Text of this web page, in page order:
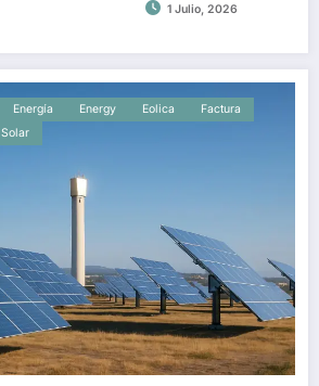
1 Julio, 2026
Energía Energy Eolica
Factura
Solar